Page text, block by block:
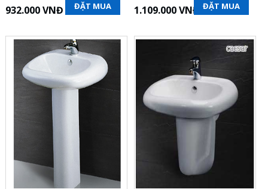
932.000 VNĐ ĐẶT MUA 1.109.000 VNĐ ĐẶT MUA